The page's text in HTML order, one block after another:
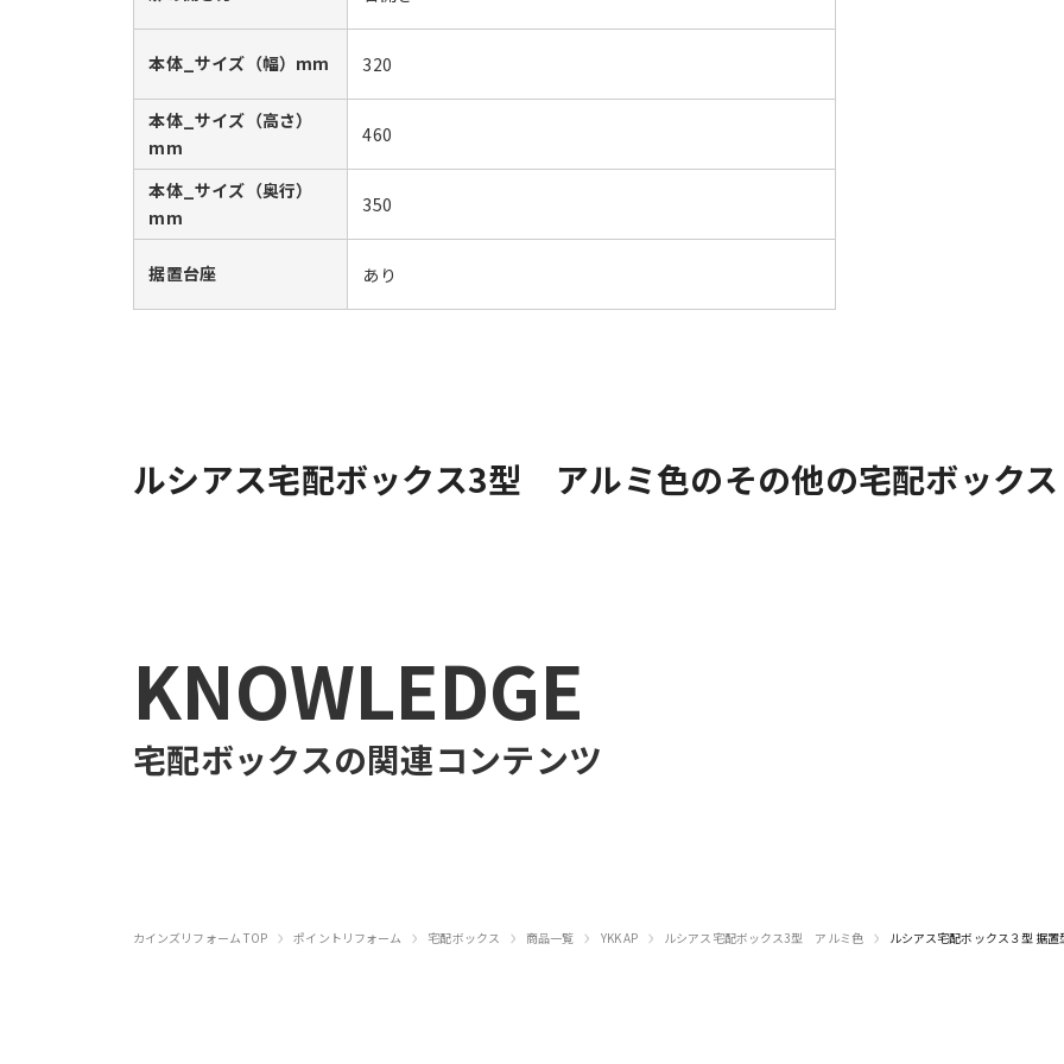
本体_サイズ（幅）mm 320
本体_サイズ（高さ）
mm
460
本体_サイズ（奥行）
mm
350
据置台座 あり
ルシアス宅配ボックス3型 アルミ色のその他の宅配ボックス
KNOWLEDGE
宅配ボックスの関連コンテンツ
カインズリフォーム TOP › ポイントリフォーム › 宅配ボックス › 商品一覧 › YKK AP › ルシアス宅配ボックス3型 アルミ色 › ルシアス宅配ボックス３型 据